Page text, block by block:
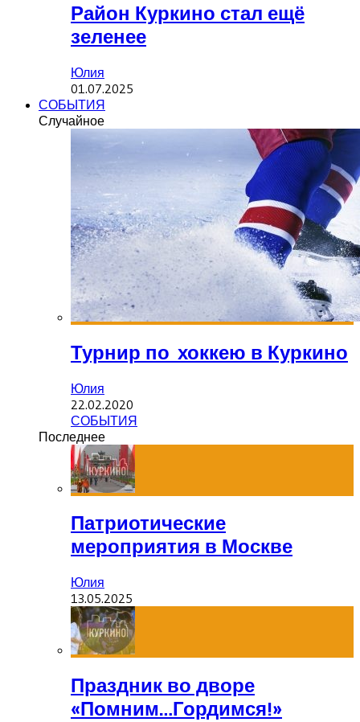
Район Куркино стал ещё
зеленее
Юлия
01.07.2025
СОБЫТИЯ
Случайное
Турнир по хоккею в Куркино
Юлия
22.02.2020
СОБЫТИЯ
Последнее
Патриотические
мероприятия в Москве
Юлия
13.05.2025
Праздник во дворе
«Помним…Гордимся!»